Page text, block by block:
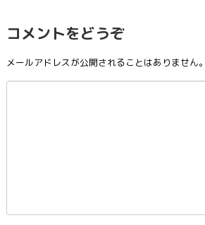
コメントをどうぞ
メールアドレスが公開されることはありません。